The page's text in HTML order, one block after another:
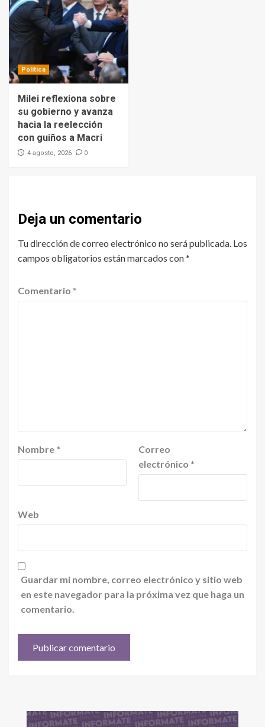
Política
Milei reflexiona sobre
su gobierno y avanza
hacia la reelección
con guiños a Macri
4 agosto, 2026 0
Deja un comentario
Tu dirección de correo electrónico no será publicada. Los
campos obligatorios están marcados con*
Comentario *
Nombre *
Correo
electrónico *
Web
Guardar mi nombre, correo electrónico y sitio web
en este navegador para la próxima vez que haga un
comentario.